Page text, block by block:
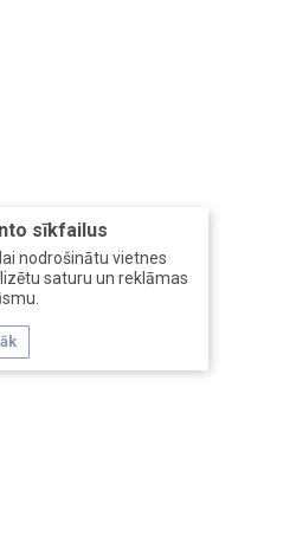
sīkfailus
nodrošinātu vietnes
saturu un reklāmas